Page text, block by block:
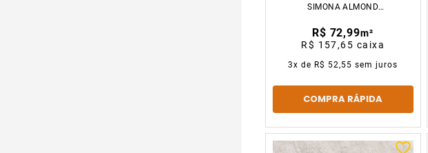
SIMONA ALMOND
GAUDI
R$ 72,99m²
R$ 157,65 caixa
3x de R$ 52,55 sem juros
COMPRA RÁPIDA